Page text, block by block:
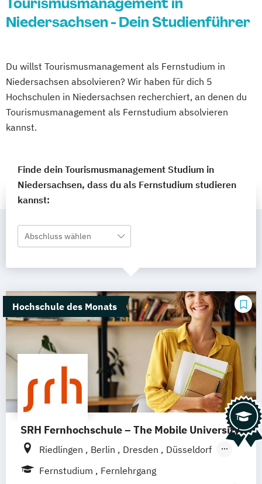
Niedersachsen - Dein Studienführer
Du willst Tourismusmanagement als Fernstudium in
Niedersachsen absolvieren? Wir haben für dich 5
Hochschulen in Niedersachsen recherchiert, an denen du
Tourismusmanagement als Fernstudium absolvieren
kannst.
Finde dein Tourismusmanagement Studium in
Niedersachsen, dass du als Fernstudium studieren
kannst:
Abschluss wählen
Hochschule des Monats
SRH Fernhochschule – The Mobile University
Riedlingen Berlin Dresden
Düsseldorf
Hamburg
Hannover Köln
Fernstudium
Fernlehrgang